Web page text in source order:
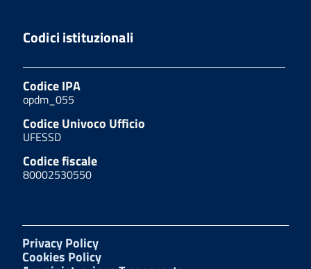
Codici istituzionali
Codice IPA
opdm_055
Codice Univoco Ufficio
UFESSD
Codice fiscale
80002530550
Privacy Policy
Cookies Policy